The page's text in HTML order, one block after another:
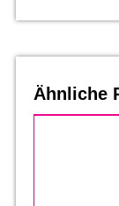
Ähnliche